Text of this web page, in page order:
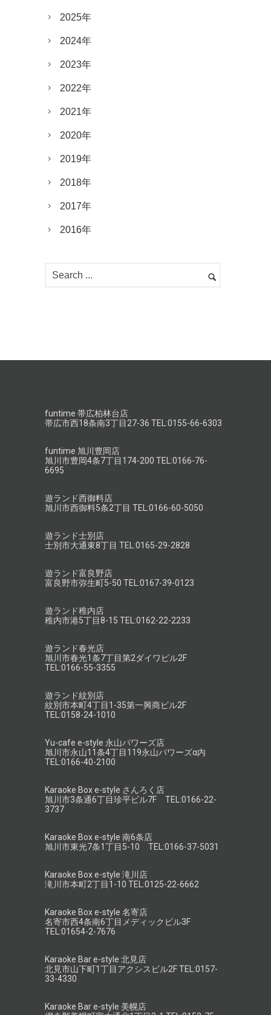
2025年
2024年
2023年
2022年
2021年
2020年
2019年
2018年
2017年
2016年
funtime 帯広柏林台店
帯広市西18条南3丁目27-36 TEL:0155-66-6303
funtime 旭川豊岡店
旭川市豊岡4条7丁目174-200 TEL:0166-76-
6695
遊ランド西御料店
旭川市西御料5条2丁目 TEL:0166-60-5050
遊ランド士別店
士別市大通東8丁目 TEL:0165-29-2828
遊ランド富良野店
富良野市弥生町5-50 TEL:0167-39-0123
遊ランド稚内店
稚内市港5丁目8-15 TEL:0162-22-2233
遊ランド春光店
旭川市春光1条7丁目第2ダイワビル2F
TEL:0166-55-3355
遊ランド紋別店
紋別市本町4丁目1-35第一興商ビル2F
TEL:0158-24-1010
Yu-cafe e-style 永山パワーズ店
旭川市永山11条4丁目119永山パワーズα内
TEL:0166-40-2100
Karaoke Box e-style さんろく店
旭川市3条通6丁目珍平ビル7F TEL:0166-22-
3737
Karaoke Box e-style 南6条店
旭川市東光7条1丁目5-10 TEL:0166-37-5031
Karaoke Box e-style 滝川店
滝川市本町2丁目1-10 TEL:0125-22-6662
Karaoke Box e-style 名寄店
名寄市西4条南6丁目メディックビル3F
TEL:01654-2-7676
Karaoke Bar e-style 北見店
北見市山下町1丁目アクシスビル2F TEL:0157-
33-4330
Karaoke Bar e-style 美幌店